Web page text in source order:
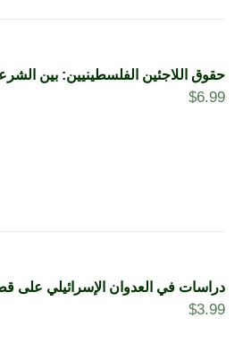
حقوق اللاجئين الفلسطينيين: بين
$6.99
دراسات في العدوان الإسرائيلي على
$3.99